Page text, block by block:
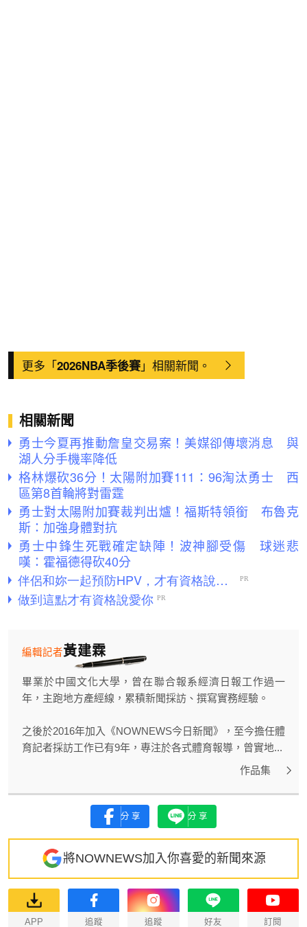
更多「2026NBA季後賽」相關新聞。
相關新聞
勇士今夏再推動詹皇交易案！美媒卻傳壞消息 與
湖人分手機率降低
格林爆砍36分！太陽附加賽111：96淘汰勇士 西
區第8首輪將對雷霆
勇士對太陽附加賽裁判出爐！福斯特領銜 布魯克
斯：加強身體對抗
勇士中鋒生死戰確定缺陣！波神腳受傷 球迷悲
嘆：霍福德得砍40分
黃建霖
編輯記者
畢業於中國文化大學，曾在聯合報系經濟日報工作過一
年，主跑地方產經線，累積新聞採訪、撰寫實務經驗。
之後於2016年加入《NOWNEWS今日新聞》，至今擔任體
育記者採訪工作已有9年，專注於各式體育報導，曾實地...
作品集
分享 分享
將NOWNEWS加入你喜愛的新聞來源
APP 追蹤 追蹤 好友 訂閱